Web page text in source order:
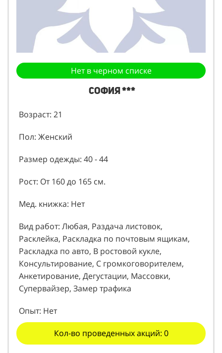
Нет в черном списке
София ***
Возраст: 21
Пол: Женский
Размер одежды: 40 - 44
Рост: От 160 до 165 см.
Мед. книжка: Нет
Вид работ: Любая, Раздача листовок,
Расклейка, Раскладка по почтовым ящикам,
Раскладка по авто, В ростовой кукле,
Консультирование, С громкоговорителем,
Анкетирование, Дегустации, Массовки,
Супервайзер, Замер трафика
Опыт: Нет
Кол-во проведенных акций: 0